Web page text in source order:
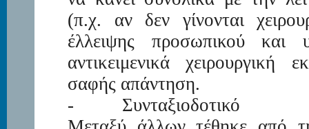
(π.χ. αν δεν γίνονται
έλλειψης προσωπικού και
αντικειμενικά χειρουργική
σαφής απάντηση.
- Συνταξιοδοτικό